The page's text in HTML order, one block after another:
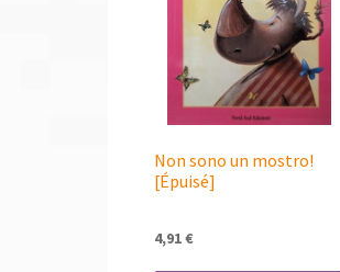
Non sono un mostro!
[Épuisé]
4,91€